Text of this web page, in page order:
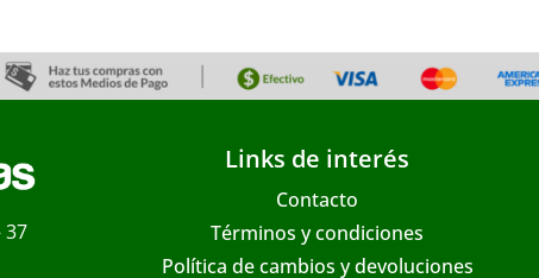
37
Links de interés
Contacto
Términos y condiciones
Política de cambios y devoluciones